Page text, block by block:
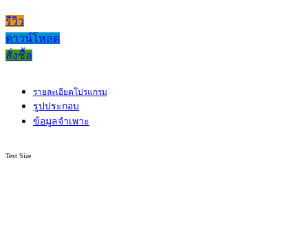
รีวิว
ดาวน์โหลด
สั่งซื้อ
รายละเอียดโปรแกรม
รูปประกอบ
ข้อมูลจำเพาะ
Text Size